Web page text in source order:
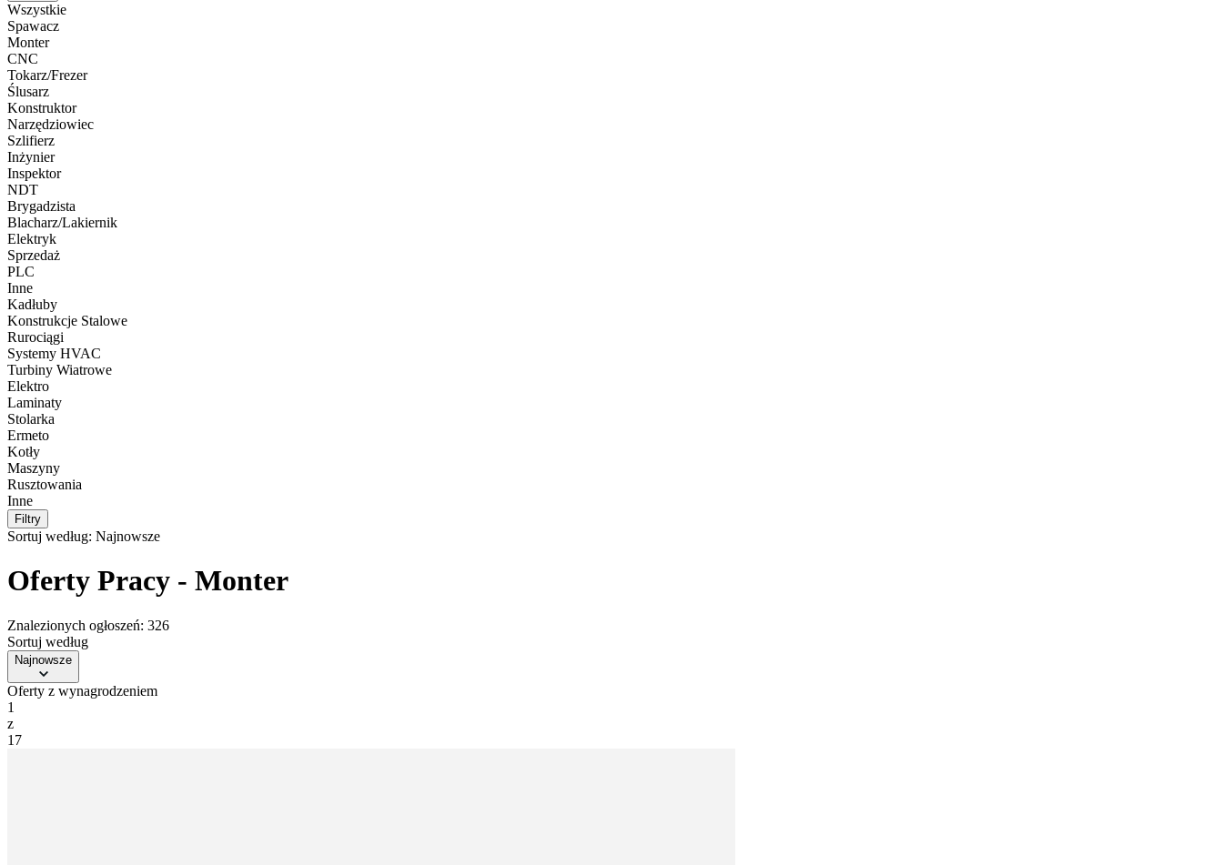
Wszystkie
Spawacz
Monter
CNC
Tokarz/Frezer
Ślusarz
Konstruktor
Narzędziowiec
Szlifierz
Inżynier
Inspektor
NDT
Brygadzista
Blacharz/Lakiernik
Elektryk
Sprzedaż
PLC
Inne
Kadłuby
Konstrukcje Stalowe
Rurociągi
Systemy HVAC
Turbiny Wiatrowe
Elektro
Laminaty
Stolarka
Ermeto
Kotły
Maszyny
Rusztowania
Inne
Filtry
Sortuj według: Najnowsze
Oferty Pracy - Monter
Znalezionych ogłoszeń: 326
Sortuj według
Najnowsze
Oferty z wynagrodzeniem
1
z
17